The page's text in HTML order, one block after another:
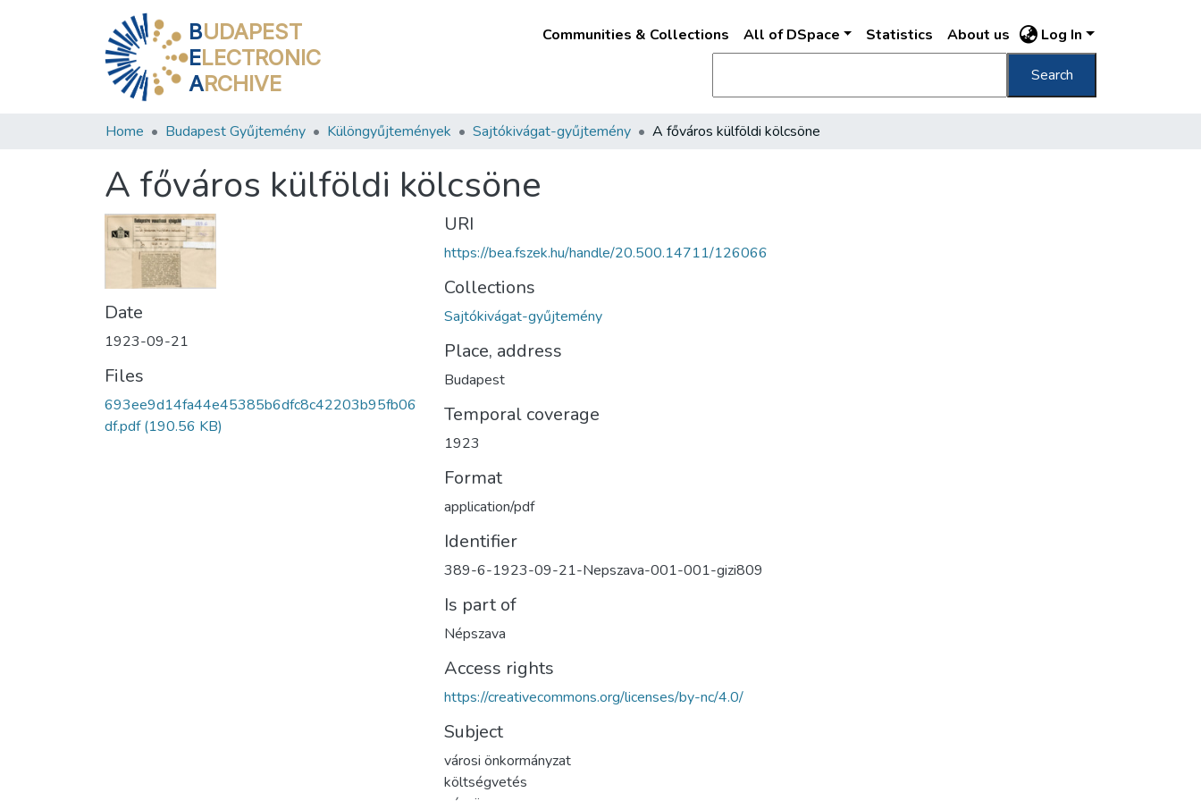
BUDAPEST
ELECTRONIC
ARCHIVE
Communities & Collections All of DSpace Statistics About us Log In
Search
Home Budapest Gyűjtemény Különgyűjtemények Sajtókivágat-gyűjtemény A főváros külföldi kölcsöne
A főváros külföldi kölcsöne
Date
1923-09-21
Files
693ee9d14fa44e45385b6dfc8c42203b95fb06
df.pdf(190.56 KB)
URI
https://bea.fszek.hu/handle/20.500.14711/126066
Collections
Sajtókivágat-gyűjtemény
Place, address
Budapest
Temporal coverage
1923
Format
application/pdf
Identifier
389-6-1923-09-21-Nepszava-001-001-gizi809
Is part of
Népszava
Access rights
https://creativecommons.org/licenses/by-nc/4.0/
Subject
városi önkormányzat
költségvetés